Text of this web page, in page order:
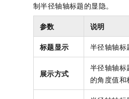
制半径轴轴标题的显隐。
参数 说明
标题显示 半径轴轴标
展示方式
半径轴轴标
的角度值和